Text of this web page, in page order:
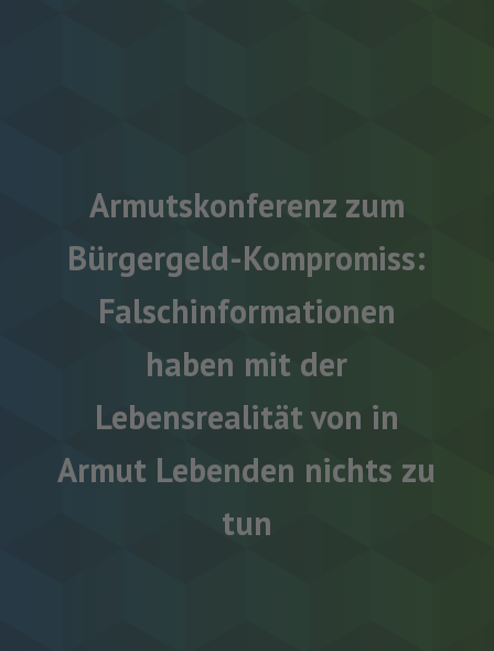
Armutskonferenz zum
Bürgergeld-Kompromiss:
Falschinformationen
haben mit der
Lebensrealität von in
Armut Lebenden nichts zu
tun